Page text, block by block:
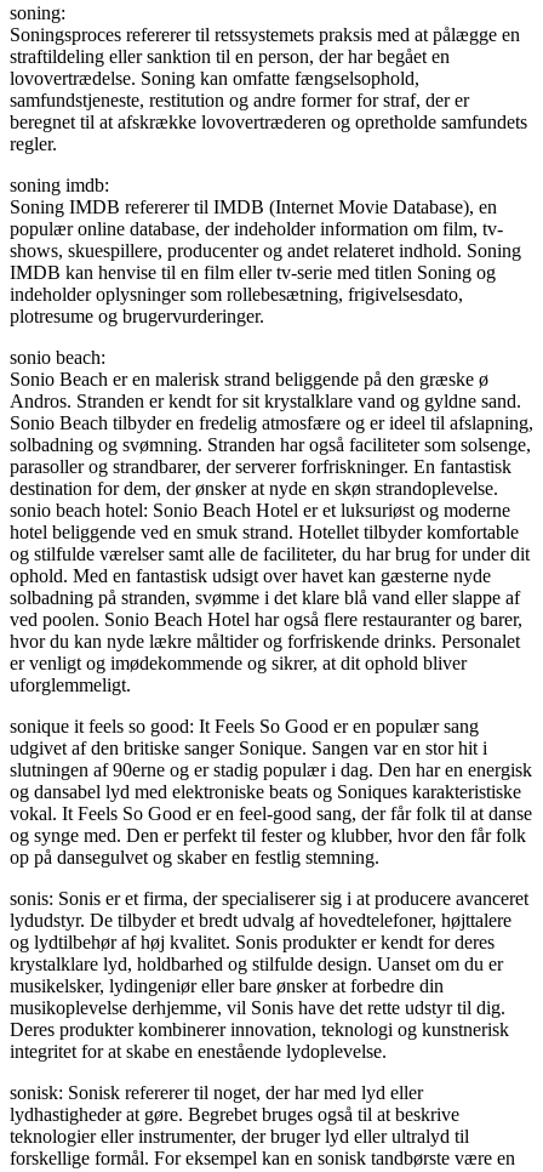
soning:
Soningsproces refererer til retssystemets praksis med at pålægge en
straftildeling eller sanktion til en person, der har begået en
lovovertrædelse. Soning kan omfatte fængselsophold,
samfundstjeneste, restitution og andre former for straf, der er
beregnet til at afskrække lovovertræderen og opretholde samfundets
regler.
soning imdb:
Soning IMDB refererer til IMDB (Internet Movie Database), en
populær online database, der indeholder information om film, tv-
shows, skuespillere, producenter og andet relateret indhold. Soning
IMDB kan henvise til en film eller tv-serie med titlen Soning og
indeholder oplysninger som rollebesætning, frigivelsesdato,
plotresume og brugervurderinger.
sonio beach:
Sonio Beach er en malerisk strand beliggende på den græske ø
Andros. Stranden er kendt for sit krystalklare vand og gyldne sand.
Sonio Beach tilbyder en fredelig atmosfære og er ideel til afslapning,
solbadning og svømning. Stranden har også faciliteter som solsenge,
parasoller og strandbarer, der serverer forfriskninger. En fantastisk
destination for dem, der ønsker at nyde en skøn strandoplevelse.
sonio beach hotel: Sonio Beach Hotel er et luksuriøst og moderne
hotel beliggende ved en smuk strand. Hotellet tilbyder komfortable
og stilfulde værelser samt alle de faciliteter, du har brug for under dit
ophold. Med en fantastisk udsigt over havet kan gæsterne nyde
solbadning på stranden, svømme i det klare blå vand eller slappe af
ved poolen. Sonio Beach Hotel har også flere restauranter og barer,
hvor du kan nyde lækre måltider og forfriskende drinks. Personalet
er venligt og imødekommende og sikrer, at dit ophold bliver
uforglemmeligt.
sonique it feels so good: It Feels So Good er en populær sang
udgivet af den britiske sanger Sonique. Sangen var en stor hit i
slutningen af 90erne og er stadig populær i dag. Den har en energisk
og dansabel lyd med elektroniske beats og Soniques karakteristiske
vokal. It Feels So Good er en feel-good sang, der får folk til at danse
og synge med. Den er perfekt til fester og klubber, hvor den får folk
op på dansegulvet og skaber en festlig stemning.
sonis: Sonis er et firma, der specialiserer sig i at producere avanceret
lydudstyr. De tilbyder et bredt udvalg af hovedtelefoner, højttalere
og lydtilbehør af høj kvalitet. Sonis produkter er kendt for deres
krystalklare lyd, holdbarhed og stilfulde design. Uanset om du er
musikelsker, lydingeniør eller bare ønsker at forbedre din
musikoplevelse derhjemme, vil Sonis have det rette udstyr til dig.
Deres produkter kombinerer innovation, teknologi og kunstnerisk
integritet for at skabe en enestående lydoplevelse.
sonisk: Sonisk refererer til noget, der har med lyd eller
lydhastigheder at gøre. Begrebet bruges også til at beskrive
teknologier eller instrumenter, der bruger lyd eller ultralyd til
forskellige formål. For eksempel kan en sonisk tandbørste være en